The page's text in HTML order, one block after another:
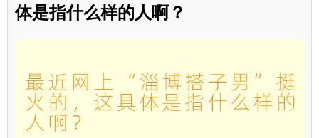
体是指什么样的人啊？